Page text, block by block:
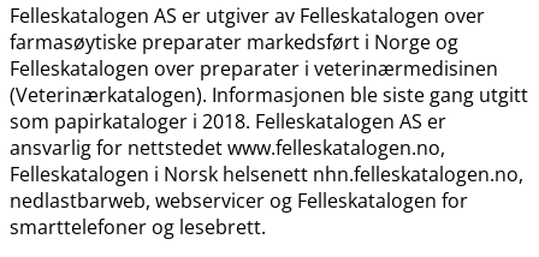
Felleskatalogen AS er utgiver av Felleskatalogen over
farmasøytiske preparater markedsført i Norge og
Felleskatalogen over preparater i veterinærmedisinen
(Veterinærkatalogen). Informasjonen ble siste gang utgitt
som papirkataloger i 2018. Felleskatalogen AS er
ansvarlig for nettstedet www.felleskatalogen.no,
Felleskatalogen i Norsk helsenett nhn.felleskatalogen.no,
nedlastbarweb, webservicer og Felleskatalogen for
smarttelefoner og lesebrett.